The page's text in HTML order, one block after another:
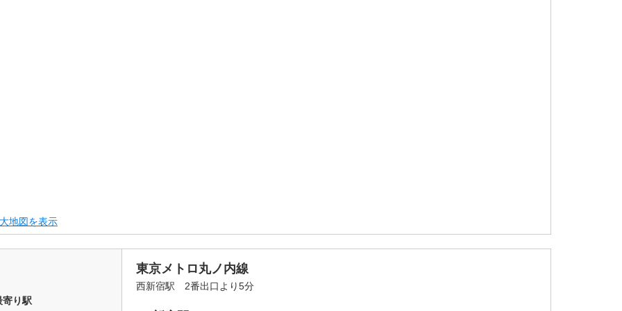
地図を表示
寄り駅
東京メトロ丸ノ内線
西新宿駅 2番出口より5分